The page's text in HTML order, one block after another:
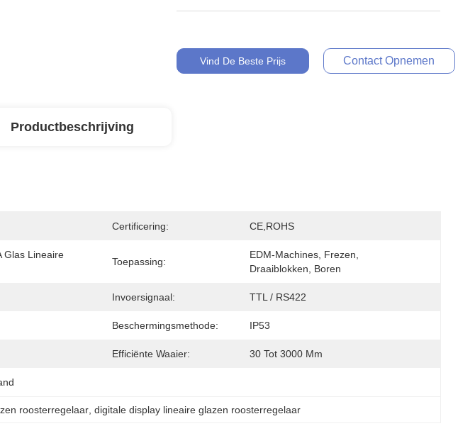
Vind De Beste Prijs Contact Opnemen
Productbeschrijving
Certificering: CE,ROHS
Glas Lineaire
Toepassing:
EDM-Machines, Frezen,
Draaiblokken, Boren
Invoersignaal: TTL / RS422
Beschermingsmethode: IP53
Efficiënte Waaier: 30 Tot 3000 Mm
roosterregelaar , digitale display lineaire glazen roosterregelaar